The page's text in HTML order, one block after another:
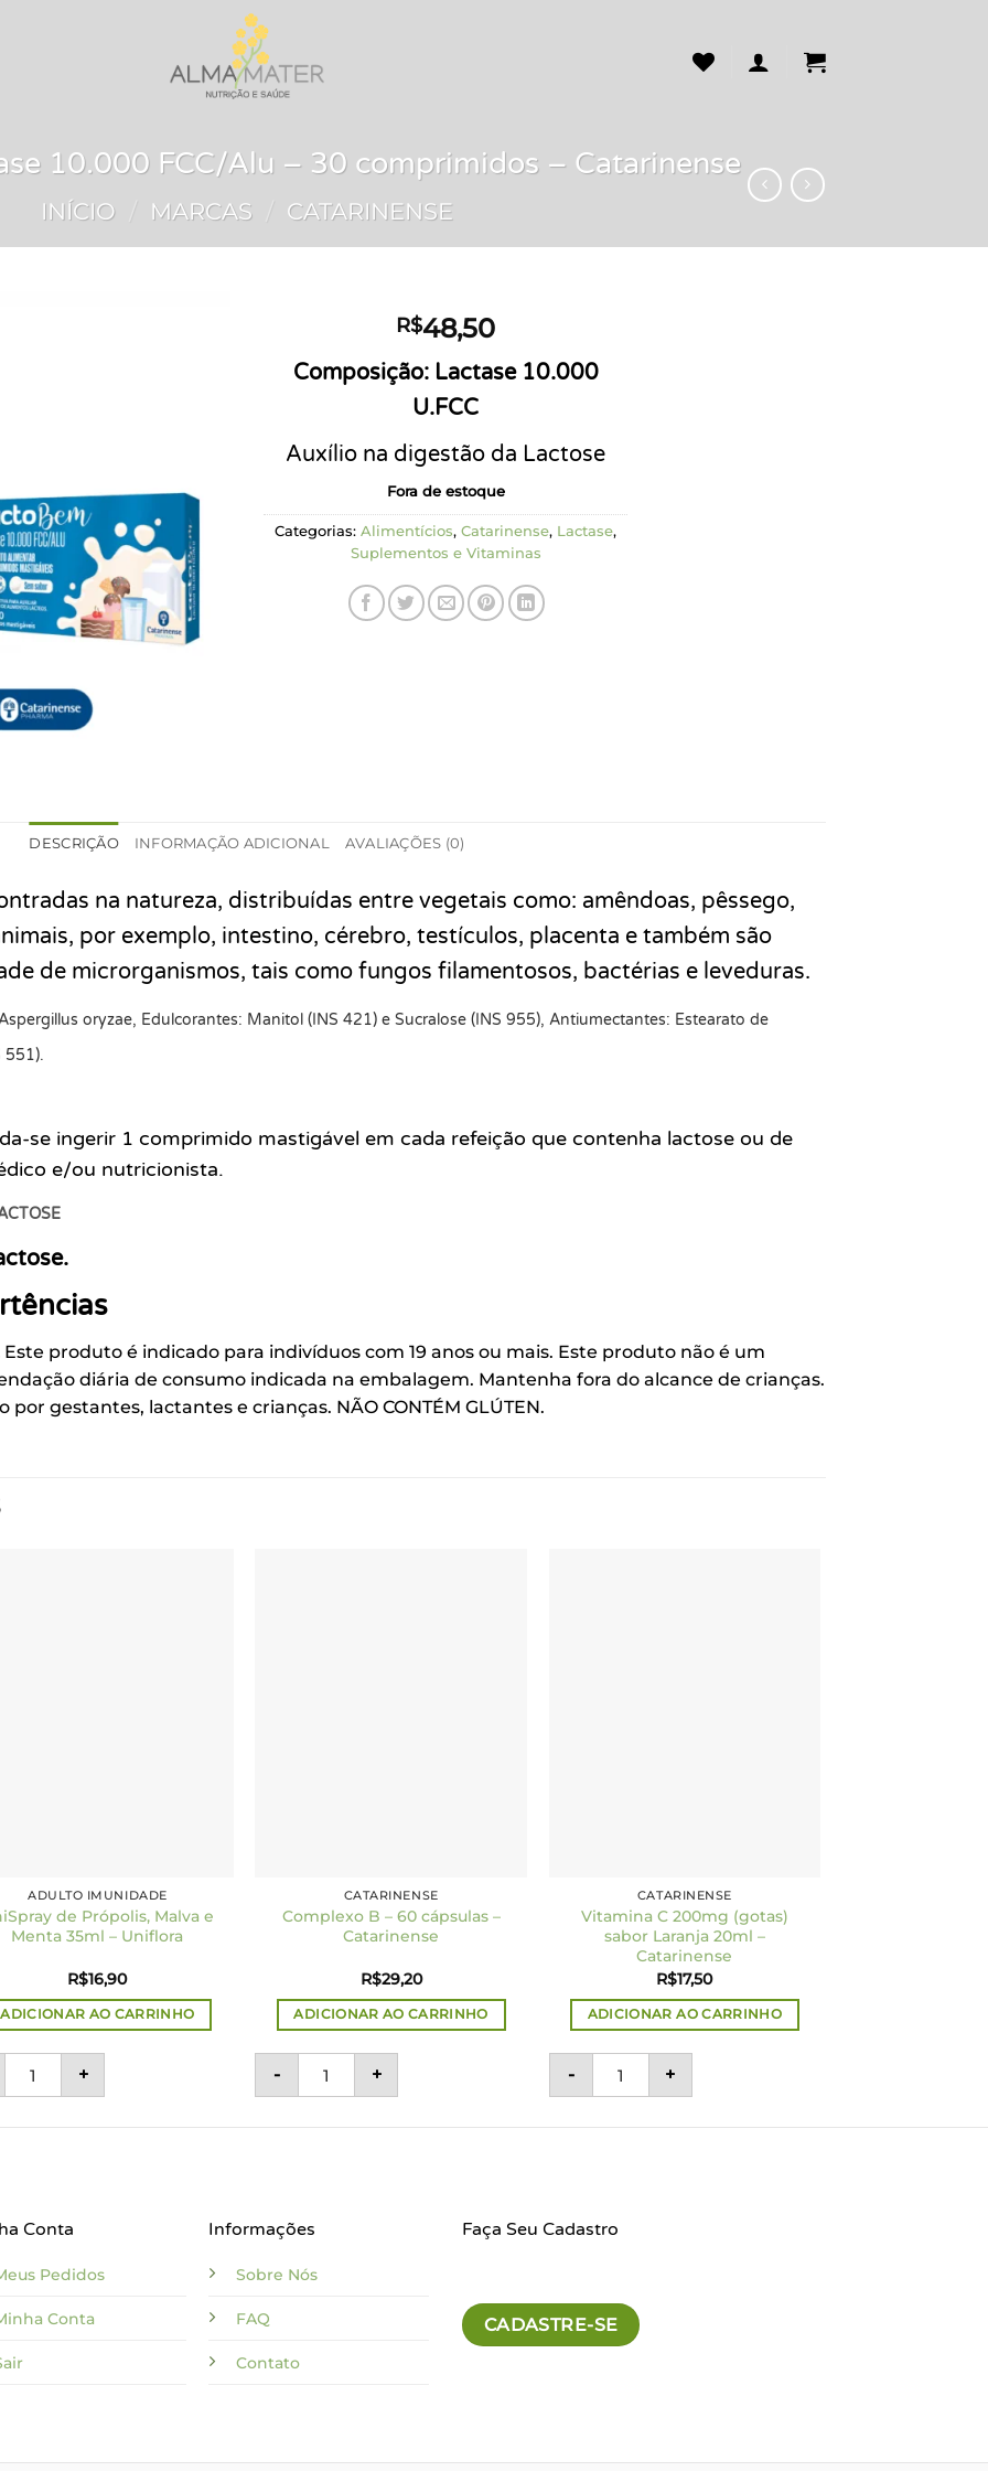
10.000 FCC/Alu – 30 comprimidos – Catarinense
INÍCIO / MARCAS / CATARINENSE
R$48,50
Composição: Lactase 10.000
U.FCC
Auxílio na digestão da Lactose
Fora de estoque
Categorias: Alimentícios, Catarinense, Lactase,
Suplementos e Vitaminas
DESCRIÇÃO INFORMAÇÃO ADICIONAL AVALIAÇÕES (0)
na natureza, distribuídas entre vegetais como: amêndoas, pêssego,
por exemplo, intestino, cérebro, testículos, placenta e também são
de microrganismos, tais como fungos filamentosos, bactérias e leveduras.
oryzae, Edulcorantes: Manitol (INS 421) e Sucralose (INS 955), Antiumectantes: Estearato de
551).
se ingerir 1 comprimido mastigável em cada refeição que contenha lactose ou de
e/ou nutricionista.
Este produto é indicado para indivíduos com 19 anos ou mais. Este produto não é um
diária de consumo indicada na embalagem. Mantenha fora do alcance de crianças.
gestantes, lactantes e crianças. NÃO CONTÉM GLÚTEN.
quantidade
ADULTO IMUNIDADE
de Própolis, Malva e
Menta 35ml – Uniflora
R$16,90
ADICIONAR AO CARRINHO
UniSpray de Própolis, Malva e Menta 35ml - Uniflora quantidade
+
CATARINENSE
Complexo B – 60 cápsulas –
Catarinense
R$29,20
ADICIONAR AO CARRINHO
-
Complexo B - 60 cápsulas - Catarinense quantidade
+
CATARINENSE
Vitamina C 200mg (gotas)
sabor Laranja 20ml –
Catarinense
R$17,50
ADICIONAR AO CARRINHO
-
Vitamina C 200mg (gotas) sabor Laranja 20ml -
+
Conta
Pedidos
Conta
Informações
Sobre Nós
FAQ
Contato
Faça Seu Cadastro
CADASTRE-SE